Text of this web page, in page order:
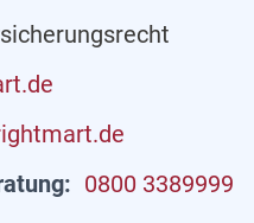
0800 3389999